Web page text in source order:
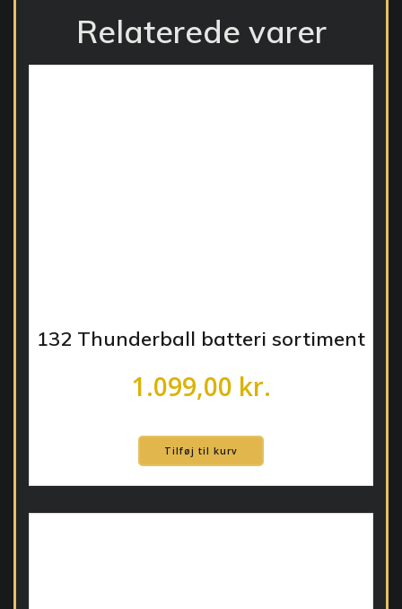
Relaterede varer
132 Thunderball batteri sortiment
1.099,00 kr.
Tilføj til kurv